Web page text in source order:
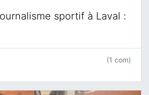
sportif à Laval :
(1 com)